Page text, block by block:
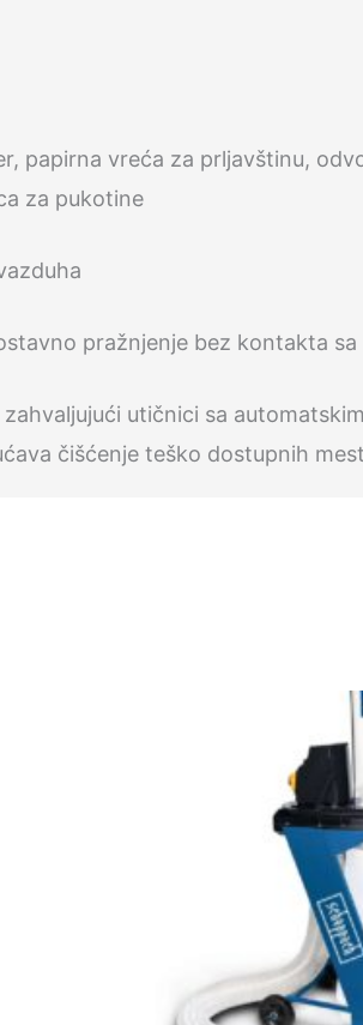
papirna vreća za prljavštinu,
za pukotine
pražnjenje bez kontakta
utičnici sa
čišćenje teško dostupnih